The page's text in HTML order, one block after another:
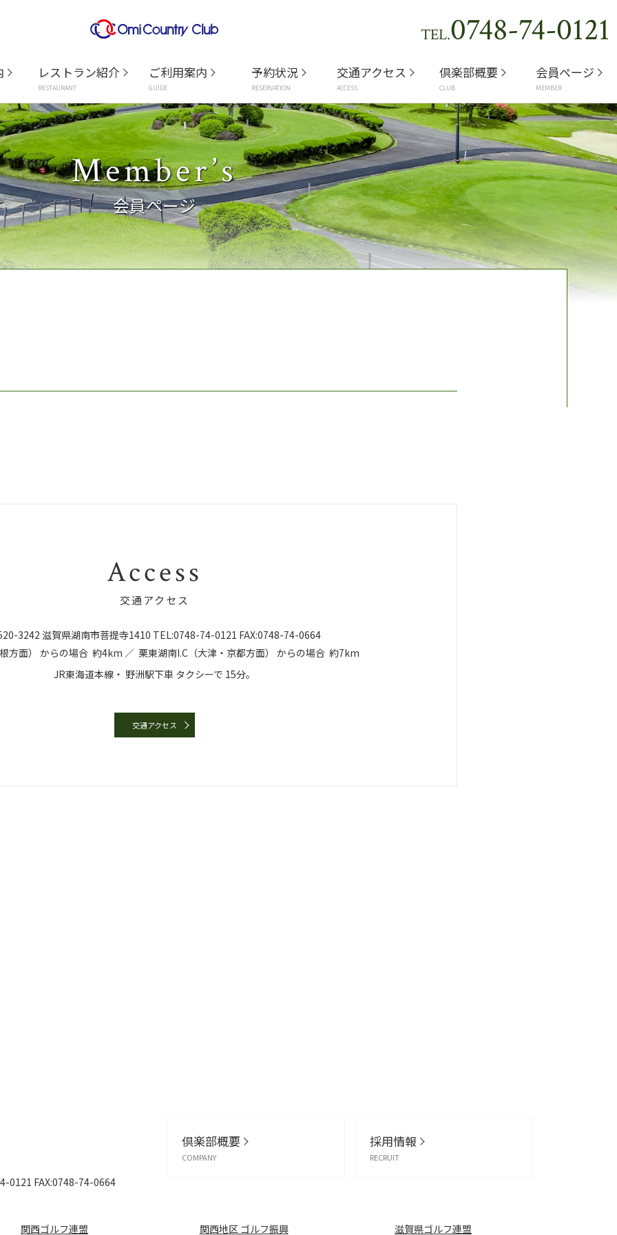
TEL.0748-74-0121
レストラン紹介
RESTAURANT
ご利用案内
GUIDE
予約状況
RESERVATION
交通アクセス
ACCESS
倶楽部概要
CLUB
会員ページ
MEMBER
Member’s
会員ページ
Access
交通アクセス
3242 滋賀県湖南市菩提寺1410 TEL:0748-74-0121 FAX:0748-74-0664
方面） からの場合 約4km ／ 栗東湖南I.C（大津・京都方面） からの場合 約7km
JR東海道本線・ 野洲駅下車 タクシーで 15分。
交通アクセス
倶楽部概要
COMPANY
採用情報
RECRUIT
0121 FAX:0748-74-0664
関西ゴルフ連盟 関西地区 ゴルフ振興 滋賀県ゴルフ連盟